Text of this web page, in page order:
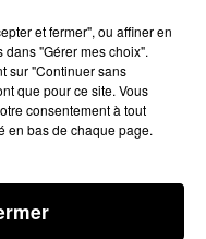
et fermer", ou affiner en
"Gérer mes choix".
sur "Continuer sans
que pour ce site. Vous
consentement à tout
en bas de chaque page.